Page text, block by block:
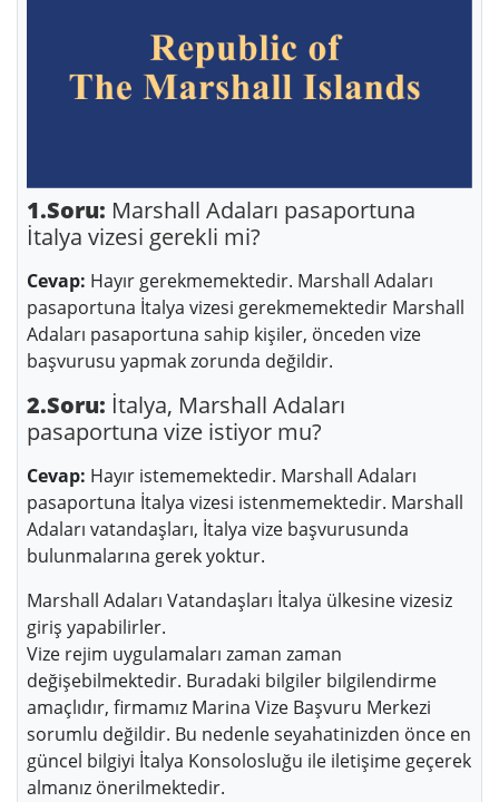
1.Soru: Marshall Adaları pasaportuna
İtalya vizesi gerekli mi?
Cevap: Hayır gerekmemektedir. Marshall Adaları
pasaportuna İtalya vizesi gerekmemektedir Marshall
Adaları pasaportuna sahip kişiler, önceden vize
başvurusu yapmak zorunda değildir.
2.Soru: İtalya, Marshall Adaları
pasaportuna vize istiyor mu?
Cevap: Hayır istememektedir. Marshall Adaları
pasaportuna İtalya vizesi istenmemektedir. Marshall
Adaları vatandaşları, İtalya vize başvurusunda
bulunmalarına gerek yoktur.
Marshall Adaları Vatandaşları İtalya ülkesine vizesiz
giriş yapabilirler.
Vize rejim uygulamaları zaman zaman
değişebilmektedir. Buradaki bilgiler bilgilendirme
amaçlıdır, firmamız Marina Vize Başvuru Merkezi
sorumlu değildir. Bu nedenle seyahatinizden önce en
güncel bilgiyi İtalya Konsolosluğu ile iletişime geçerek
almanız önerilmektedir.